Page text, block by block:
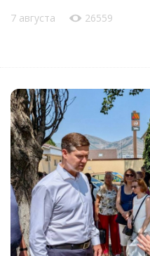
7 августа 26559